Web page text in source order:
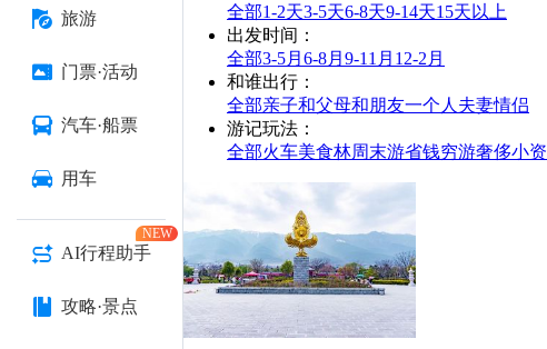
旅游
门票·活动
汽车·船票
用车
AI行程助手
NEW
攻略·景点
全部1-2天3-5天6-8天9-14天15天以上
出发时间 ：
全部3-5月 6-8月 9-11月 12-2月
和谁出行 ：
全部亲子和父母和朋友一个人 夫妻情侣
游记玩法 ：
全部火车美食林周末游省钱穷游奢侈小资